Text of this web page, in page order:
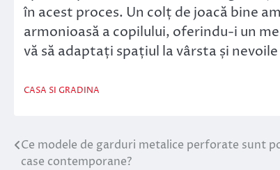
în acest proces. Un colț de joacă bine
armonioasă a copilului, oferindu-i un
vă să adaptați spațiul la vârsta și
CASA SI GRADINA
Navigare
Ce modele de garduri metalice perforate sunt
case contemporane?